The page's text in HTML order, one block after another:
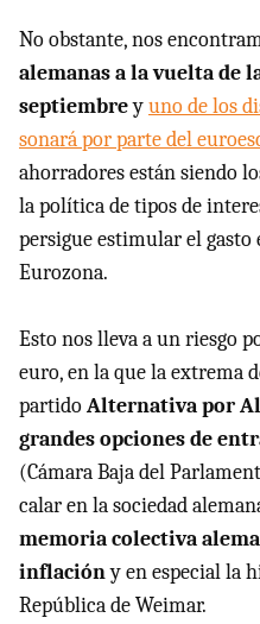
No obstante, nos
alemanas a la vuelta de
septiembreyuno de los
sonará por parte del
ahorradores están siendo
la política de tipos de
persigue estimular el gasto
Eurozona.
Esto nos lleva a un riesgo
euro, en la que la extrema
partidoAlternativa por
grandes opciones de
(Cámara Baja del
calar en la sociedad
memoria colectiva
inflacióny en especial la
República de Weimar.